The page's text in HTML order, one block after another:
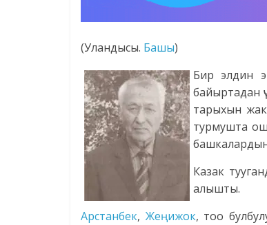
(Уландысы. Башы)
Бир элдин
байыртадан
тарыхын
турмушта
Казак
алышты.
Арстанбек, Жеңижок, тоо